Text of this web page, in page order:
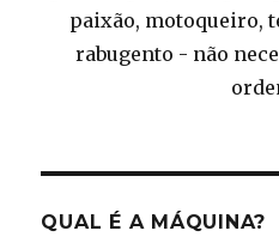
paixão, motoqueiro,
rabugento - não
QUAL É A MÁQUINA?